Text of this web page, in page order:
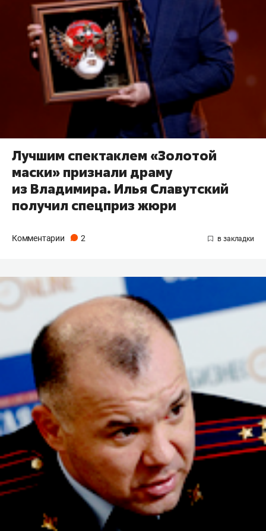
Лучшим спектаклем «Золотой
маски» признали драму
из Владимира. Илья Славутский
получил спецприз жюри
Комментарии 2